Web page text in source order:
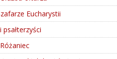
Eucharystii
psałterzyści